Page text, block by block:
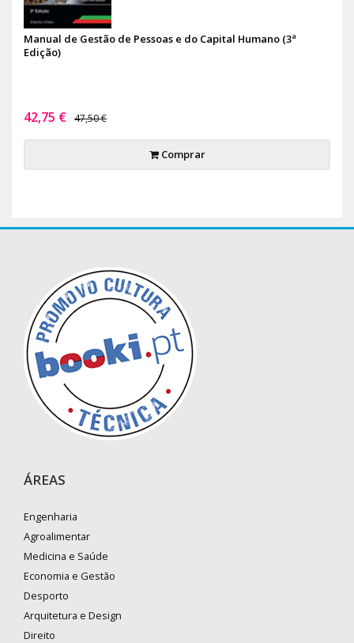
Manual de Gestão de Pessoas e do Capital Humano (3ª
Edição)
42,75 € 47,50 €
Comprar
ÁREAS
Engenharia
Agroalimentar
Medicina e Saúde
Economia e Gestão
Desporto
Arquitetura e Design
Direito